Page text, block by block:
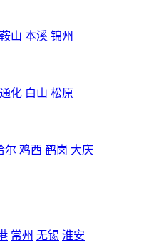
鞍山 本溪 锦州
通化 白山 松原
尔 鸡西 鹤岗 大庆
常州 无锡 淮安